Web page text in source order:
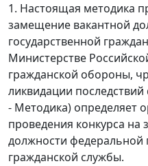
1. Настоящая методика
замещение вакантной
государственной
Министерстве
гражданской обороны,
ликвидации
- Методика) определяет
проведения конкурса
должности федеральной
гражданской службы.